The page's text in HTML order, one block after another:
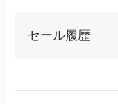
セール履歴